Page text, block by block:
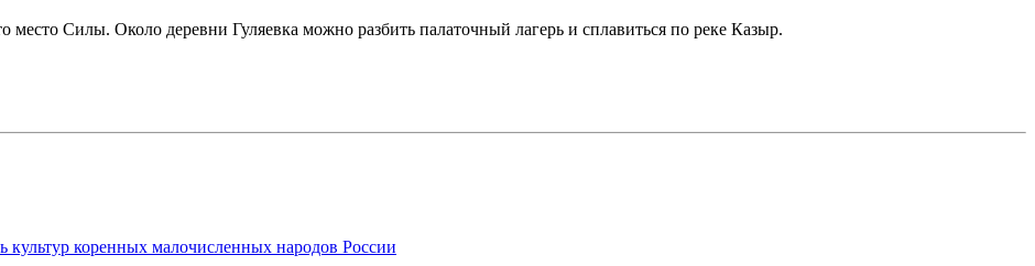
место Силы. Около деревни Гуляевка можно разбить палаточный лагерь и сплавиться по реке Казыр.